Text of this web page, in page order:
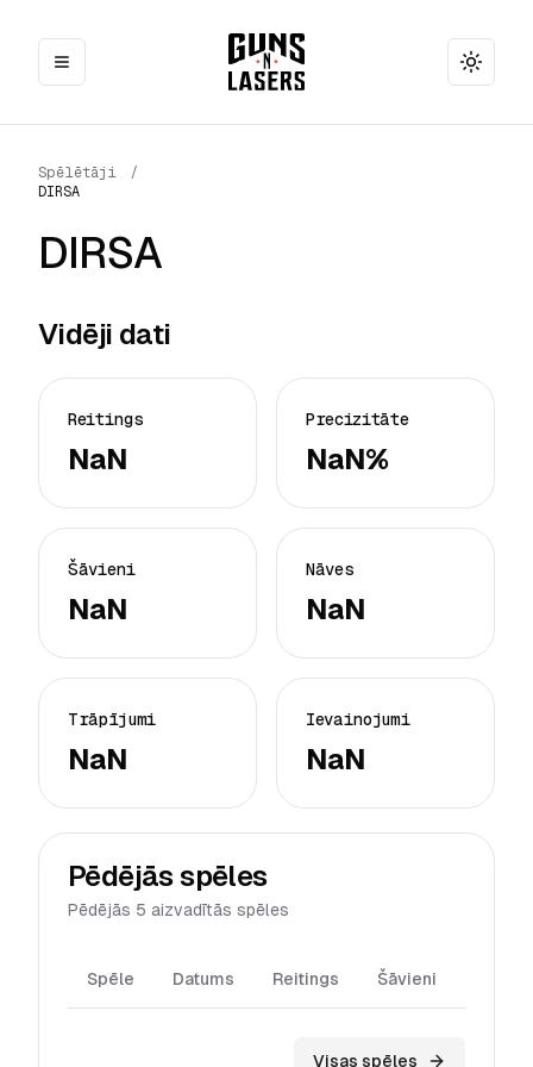
Toggle
Spēlētāji
/
DIRSA
DIRSA
Vidēji dati
Reitings
NaN
Precizitāte
NaN%
Šāvieni
NaN
Nāves
NaN
Trāpījumi
NaN
Ievainojumi
NaN
Pēdējās spēles
Pēdējās 5 aizvadītās spēles
Spēle Datums Reitings Šāvieni
Visas spēles